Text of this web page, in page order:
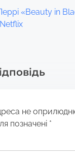
«Beauty in
не
позначені *